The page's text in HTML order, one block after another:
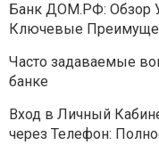
Банк ДОМ.РФ: Обзор
Ключевые
Часто задаваемые
банке
Вход в Личный
через Телефон: